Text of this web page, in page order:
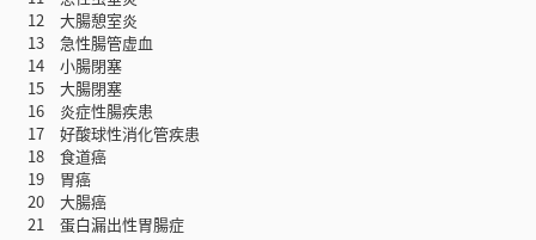
12 大腸憩室炎
13 急性腸管虚血
14 小腸閉塞
15 大腸閉塞
16 炎症性腸疾患
17 好酸球性消化管疾患
18 食道癌
19 胃癌
20 大腸癌
21 蛋白漏出性胃腸症